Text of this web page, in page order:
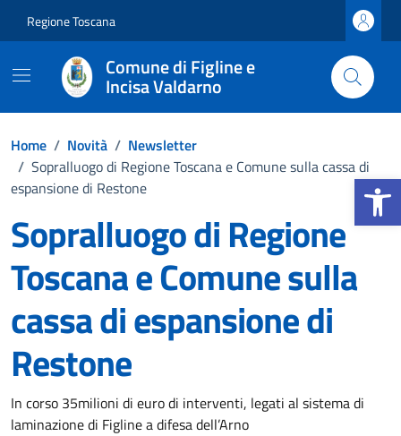
Apri la
Regione Toscana
Comune di Figline e
Incisa Valdarno
Home / Novità / Newsletter
/ Sopralluogo di Regione Toscana e Comune sulla cassa di
espansione di Restone
Sopralluogo di Regione
Toscana e Comune sulla
cassa di espansione di
Restone
Dettagli della notizia
In corso 35milioni di euro di interventi, legati al sistema di
laminazione di Figline a difesa dell’Arno